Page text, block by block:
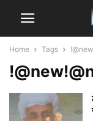
Home Tags